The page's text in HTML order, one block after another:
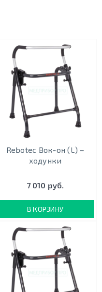
Rebotec Вок-он (L) –
ходунки
7 010 руб.
В КОРЗИНУ